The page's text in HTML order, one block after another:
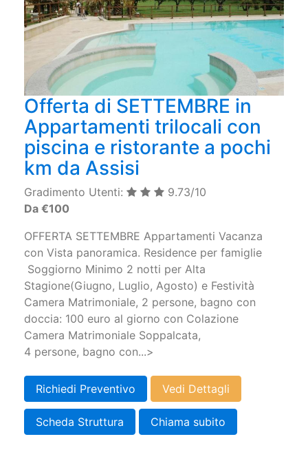
Offerta di SETTEMBRE in
Appartamenti trilocali con
piscina e ristorante a pochi
km da Assisi
Gradimento Utenti:
9.73/10
Da €100
OFFERTA SETTEMBRE Appartamenti Vacanza
con Vista panoramica. Residence per famiglie
Soggiorno Minimo 2 notti per Alta
Stagione(Giugno, Luglio, Agosto) e Festività
Camera Matrimoniale, 2 persone, bagno con
doccia: 100 euro al giorno con Colazione
Camera Matrimoniale Soppalcata,
4 persone, bagno con...>
Richiedi Preventivo Vedi Dettagli
Scheda Struttura Chiama subito